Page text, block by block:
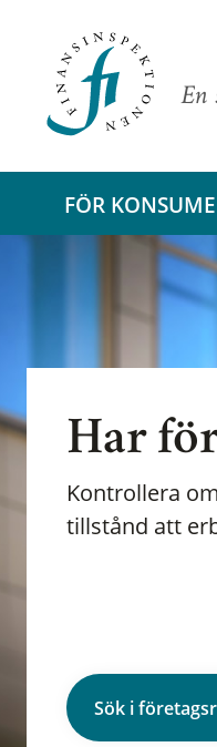
En
FÖR
Har
Kontrollera
tillstånd att
Sök i